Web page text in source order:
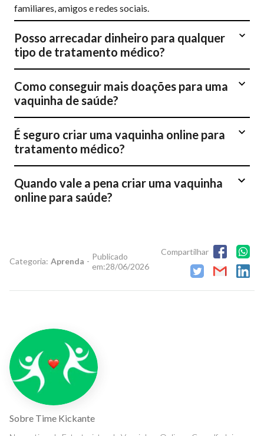
familiares, amigos e redes sociais.
Posso arrecadar dinheiro para qualquer
tipo de tratamento médico?
Como conseguir mais doações para uma
vaquinha de saúde?
É seguro criar uma vaquinha online para
tratamento médico?
Quando vale a pena criar uma vaquinha
online para saúde?
Categoria: Aprenda - Publicado
em:28/06/2026
Compartilhar
Sobre Time Kickante